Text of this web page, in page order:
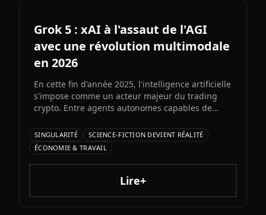
Grok 5 : xAI à l'assaut de l'AGI
avec une révolution multimodale
en 2026
En cette fin d'année 2025, l'intelligence artificielle
s'impose comme un acteur majeur du trading
crypto. Entre agents autonomes capables de
d'Elon Musk s'annonce comme l'un des paris les
plus audacieux de l'histoire de l'IA. Entre
architecture colossale, capacités multimodales
natives et ambitions AGI assumées, Grok 5
pourrait redessiner le paysage de l'intelligence
SINGULARITÉ
SCIENCE-FICTION DEVIENT RÉALITÉ
ÉCONOMIE & TRAVAIL
Lire+